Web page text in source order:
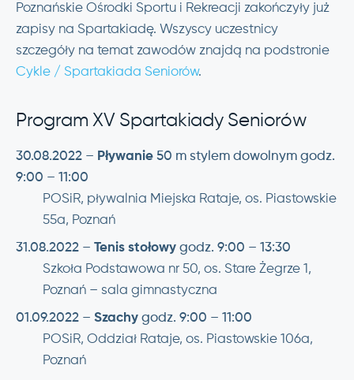
Poznańskie Ośrodki Sportu i Rekreacji zakończyły już
zapisy na Spartakiadę. Wszyscy uczestnicy
szczegóły na temat zawodów znajdą na podstronie
Cykle / Spartakiada Seniorów.
Program XV Spartakiady Seniorów
30.08.2022 – Pływanie 50 m stylem dowolnym godz.
9:00 – 11:00
POSiR, pływalnia Miejska Rataje, os. Piastowskie
55a, Poznań
31.08.2022 – Tenis stołowy godz. 9:00 – 13:30
Szkoła Podstawowa nr 50, os. Stare Żegrze 1,
Poznań – sala gimnastyczna
01.09.2022 – Szachy godz. 9:00 – 11:00
POSiR, Oddział Rataje, os. Piastowskie 106a,
Poznań